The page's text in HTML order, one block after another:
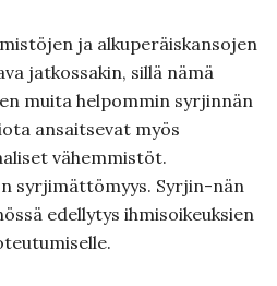
ja alkuperäiskansojen
jatkossakin, sillä nämä
muita helpommin syrjinnän
ansaitsevat myös
vähemmistöt.
syrjimättömyys. Syrjin-nän
edellytys ihmisoikeuksien